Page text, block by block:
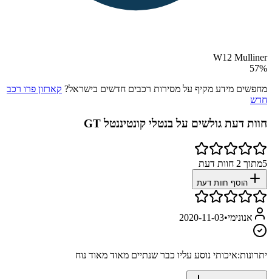
W12 Mulliner
57%
מחפשים מידע מקיף על מסירות רכבים חדשים בישראל? קארזון פרו רכב
חדש
חוות דעת גולשים עלבנטלי קונטיננטל GT
5מתוך 2 חוות דעת
הוסף חוות דעת
אנונימי•
2020-11-03
יתרונות:איכותי נוסע עליו כבר שנתיים מאוד מאוד נוח